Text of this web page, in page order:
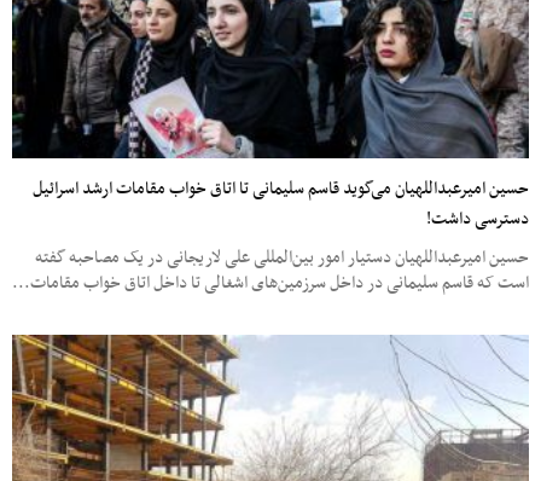
حسین امیرعبداللهیان می‌گوید قاسم سلیمانی تا اتاق خواب مقامات ارشد اسرائیل
دسترسی داشت!
حسین امیرعبداللهیان دستیار امور بین‌المللی علی لاریجانی در یک مصاحبه گفته
است که قاسم سلیمانی در داخل سرزمین‌های اشغالی تا داخل اتاق خواب مقامات...